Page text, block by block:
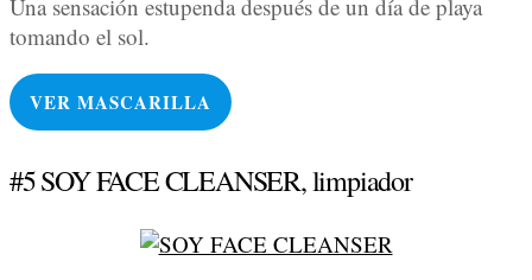
Una sensación estupenda después de un día de playa
tomando el sol.
VER MASCARILLA
#5 SOY FACE CLEANSER, limpiador